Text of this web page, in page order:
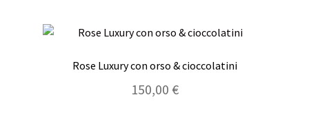
Rose Luxury con orso & cioccolatini
150,00 €